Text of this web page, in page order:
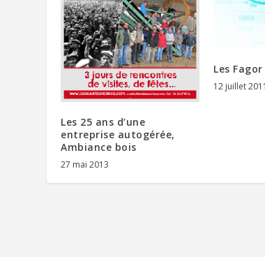
Les 25 ans d’une
entreprise autogérée,
Ambiance bois
27 mai 2013
Les
12 juillet 2011